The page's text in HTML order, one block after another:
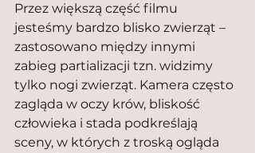
Przez większą część filmu
jesteśmy bardzo blisko zwierząt –
zastosowano między innymi
zabieg partializacji tzn. widzimy
tylko nogi zwierząt. Kamera często
zagląda w oczy krów, bliskość
człowieka i stada podkreślają
sceny, w których z troską ogląda